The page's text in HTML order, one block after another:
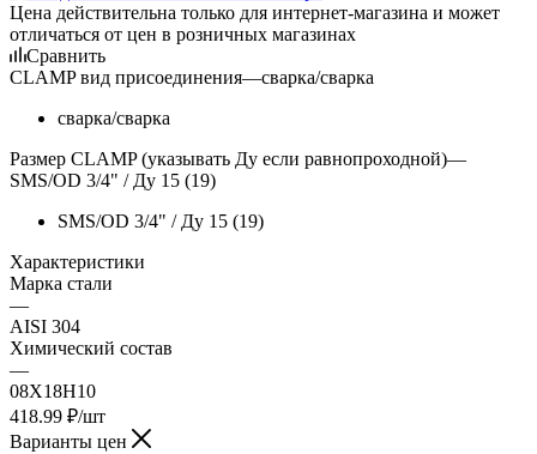
Цена действительна только для интернет-магазина и может
отличаться от цен в розничных магазинах
Сравнить
CLAMP вид присоединения—сварка/сварка
сварка/сварка
Размер CLAMP (указывать Ду если равнопроходной)—
SMS/OD 3/4" / Ду 15 (19)
SMS/OD 3/4" / Ду 15 (19)
Характеристики
Марка стали
—
AISI 304
Химический состав
—
08Х18Н10
418.99 ₽/шт
Варианты цен